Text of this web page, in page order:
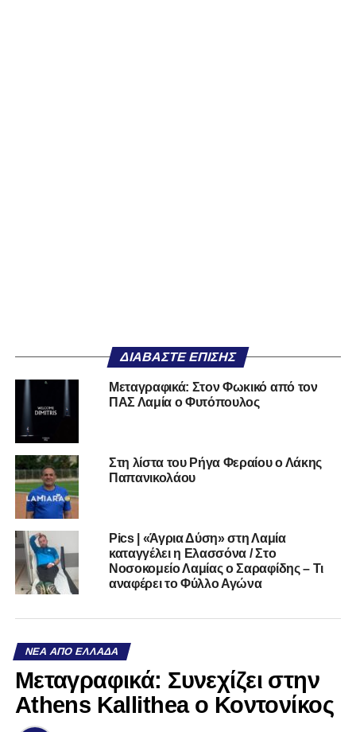
ΔΙΑΒΆΣΤΕ ΕΠΊΣΗΣ
Μεταγραφικά: Στον Φωκικό από τον
ΠΑΣ Λαμία ο Φυτόπουλος
Στη λίστα του Ρήγα Φεραίου ο Λάκης
Παπανικολάου
Pics | «Άγρια Δύση» στη Λαμία
καταγγέλει η Ελασσόνα / Στο
Νοσοκομείο Λαμίας ο Σαραφίδης – Τι
αναφέρει το Φύλλο Αγώνα
ΝΈΑ ΑΠΌ ΕΛΛΆΔΑ
Mεταγραφικά: Συνεχίζει στην
Athens Kallithea ο Κοντονίκος